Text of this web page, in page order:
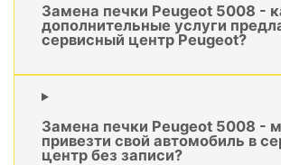
Замена печки Peugeot 5008 -
дополнительные услуги
сервисный центр Peugeot?
Замена печки Peugeot 5008 -
привезти свой автомобиль в
центр без записи?